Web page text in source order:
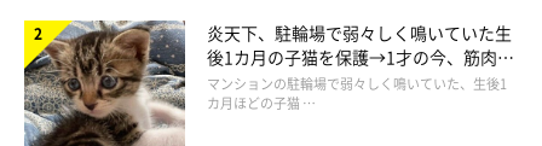
炎天下、駐輪場で弱々しく鳴いていた生
後1カ月の子猫を保護→1才の今、筋肉質
でツンデレなコに成長
マンションの駐輪場で弱々しく鳴いていた、生後1
カ月ほどの子猫 …